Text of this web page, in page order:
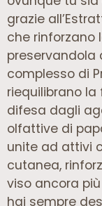
grazie
che rinforzano
preservandola
complesso di
riequilibrano
difesa dagli
olfattive di
unite ad attivi
cutanea,
viso ancora
hai sempre